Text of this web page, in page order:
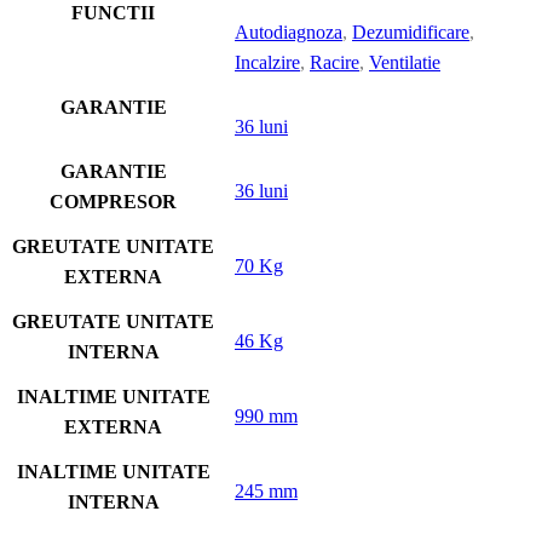
FUNCTII
Autodiagnoza, Dezumidificare,
Incalzire, Racire, Ventilatie
GARANTIE
36 luni
GARANTIE
COMPRESOR
36 luni
GREUTATE UNITATE
EXTERNA
70 Kg
GREUTATE UNITATE
INTERNA
46 Kg
INALTIME UNITATE
EXTERNA
990 mm
INALTIME UNITATE
INTERNA
245 mm